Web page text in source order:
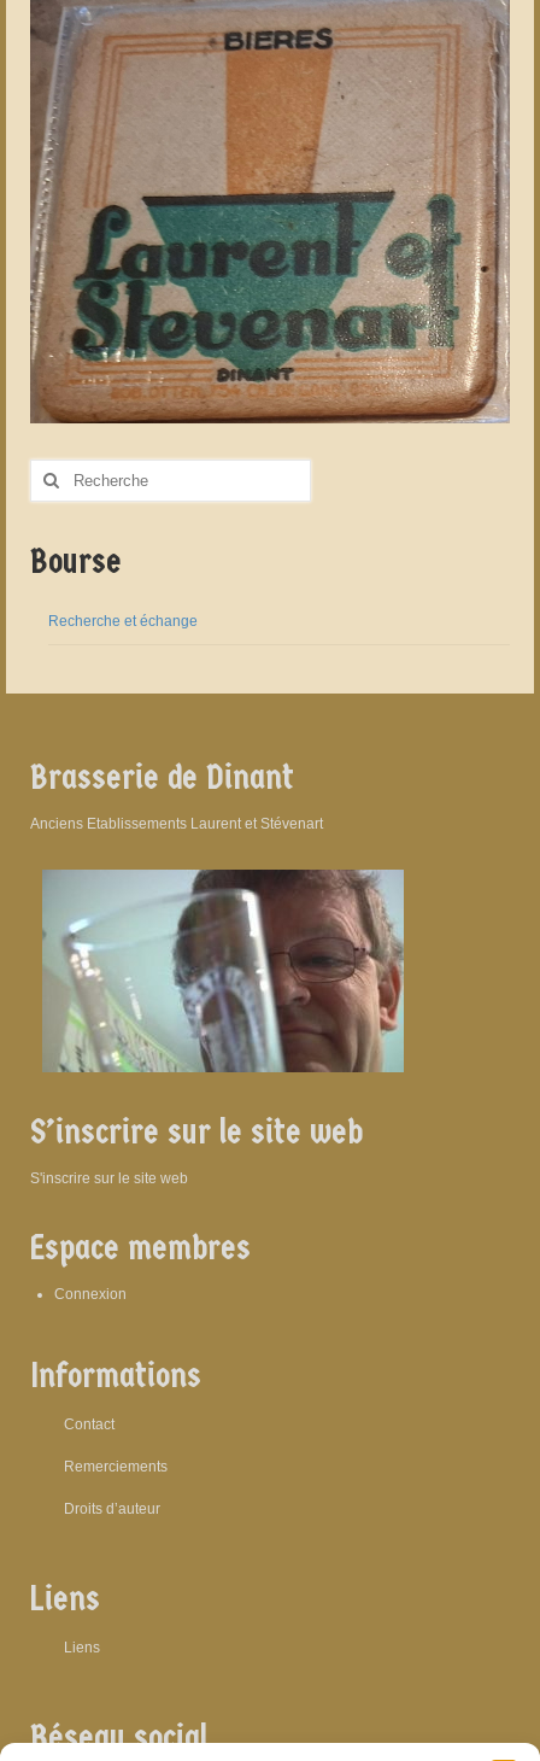
Rechercher
Bourse
Recherche et échange
Brasserie de Dinant
Anciens Etablissements Laurent et Stévenart
S’inscrire sur le site web
S'inscrire sur le site web
Espace membres
Connexion
Informations
Contact
Remerciements
Droits d’auteur
Liens
Liens
Réseau social